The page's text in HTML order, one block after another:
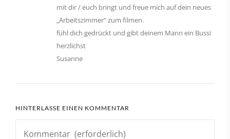
mit dir / euch bringt und freue mich auf dein neues
„Arbeitszimmer“ zum filmen.
fühl dich gedrückt und gibt deinem Mann ein Bussi
herzlichst
Susanne
HINTERLASSE EINEN KOMMENTAR